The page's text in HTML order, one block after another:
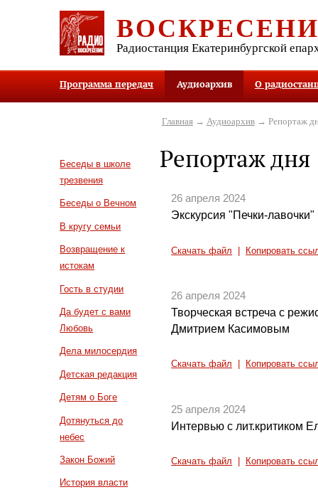
Радиостанция Екатеринбургской
Программа передач Аудиоархив О
Беседы в школе
трезвения
Беседы о Вечном
В кругу семьи
Возвращение к
истокам
Гость в студии
Да будет с вами
Любовь
Дела милосердия
Детская редакция
Детям о Боге
Дотянуться до
небес
Закон Божий
История власти
Главная→ Аудиоархив→ Репортаж
Репортаж дня
26 апреля 2024
Экскурсия "Печки-
Скачать файл Копировать
26 апреля 2024
Творческая встреча с
Дмитрием Касимовым
Скачать файл Копировать
25 апреля 2024
Интервью с лит.критиком
Скачать файл Копировать